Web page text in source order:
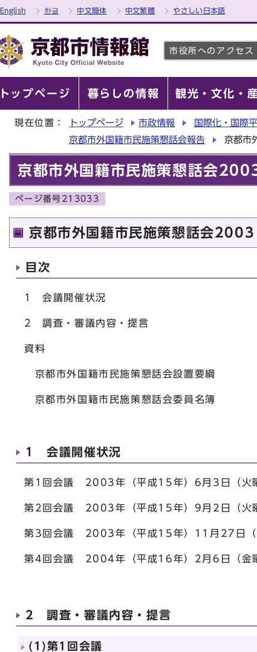
English 한글 中文簡体 中文繁體 やさしい日本語
市役所へのアクセス
トップページ 暮らしの情報 観光・文化・
現在位置： トップページ 市政情報 国際化・国際
京都市外国籍市民施策懇話会報告
京都市
京都市外国籍市民施策懇話会
ページ番号213033
京都市外国籍市民施策懇話会
目次
1 会議開催状況
2 調査・審議内容・提言
資料
京都市外国籍市民施策懇話会設置要綱
京都市外国籍市民施策懇話会委員名簿
1 会議開催状況
第1回会議 2003年（平成15年）6月3日（火
第2回会議 2003年（平成15年）9月2日（火
第3回会議 2003年（平成15年）11月27日
第4回会議 2004年（平成16年）2月6日（金
2 調査・審議内容・提言
(1)第1回会議